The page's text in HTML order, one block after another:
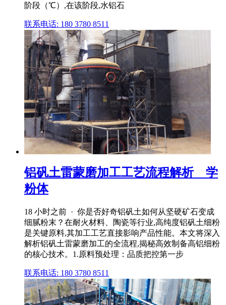
阶段（℃）,在该阶段,水铝石
联系电话: 180 3780 8511
铝矾土雷蒙磨加工工艺流程解析 _ 学
粉体
18 小时之前 · 你是否好奇铝矾土如何从坚硬矿石变成
细腻粉末？在耐火材料、陶瓷等行业,高纯度铝矾土细粉
是关键原料,其加工工艺直接影响产品性能。本文将深入
解析铝矾土雷蒙磨加工的全流程,揭秘高效制备高铝细粉
的核心技术。1.原料预处理：品质把控第一步
联系电话: 180 3780 8511